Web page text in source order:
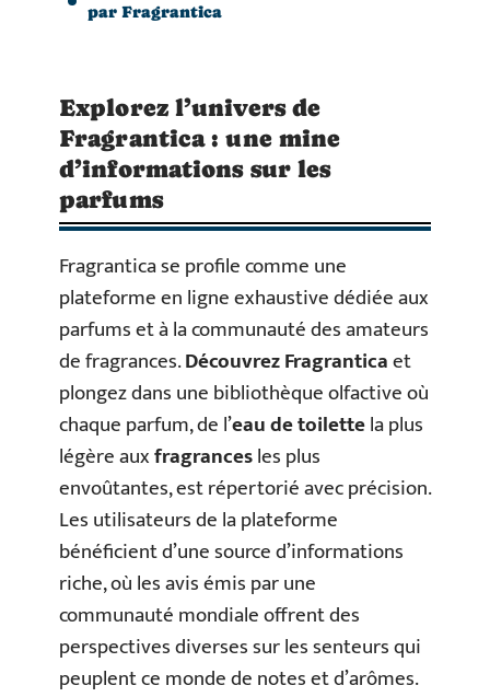
par Fragrantica
Explorez l’univers de
Fragrantica : une mine
d’informations sur les
parfums
Fragrantica se profile comme une
plateforme en ligne exhaustive dédiée aux
parfums et à la communauté des amateurs
de fragrances.Découvrez Fragranticaet
plongez dans une bibliothèque olfactive où
chaque parfum, de l’eau de toilettela plus
légère auxfragrancesles plus
envoûtantes, est répertorié avec précision.
Les utilisateurs de la plateforme
bénéficient d’une source d’informations
riche, où les avis émis par une
communauté mondiale offrent des
perspectives diverses sur les senteurs qui
peuplent ce monde de notes et d’arômes.